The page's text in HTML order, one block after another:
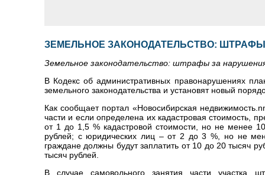
ЗЕМЕЛЬНОЕ ЗАКОНОДАТЕЛЬСТВО:
Земельное законодательство: штрафы за
В Кодекс об административных правонарушениях
земельного законодательства и установят новый
Как сообщает портал «Новосибирская
части и если определена их кадастровая стоимость,
от 1 до 1,5 % кадастровой стоимости, но не менее
рублей; с юридических лиц – от 2 до 3 %, но не
граждане должны будут заплатить от 10 до 20 тысяч
тысяч рублей.
В случае самовольного занятия части участка